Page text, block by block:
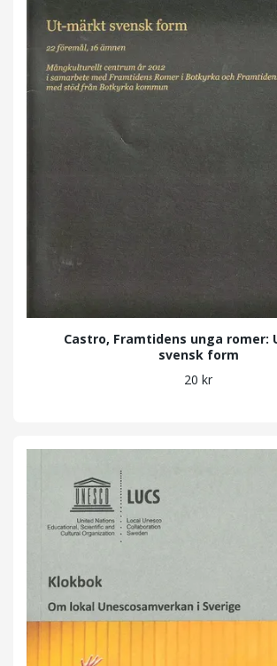
Castro, Framtidens unga romer:
svensk form
20 kr